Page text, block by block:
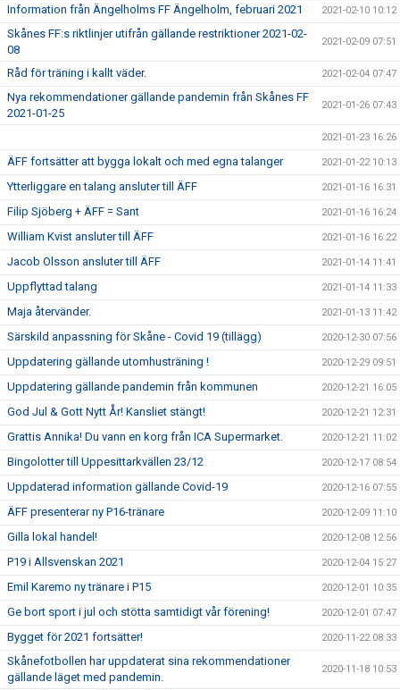
Information från Ängelholms FF Ängelholm, februari 2021 2021-02-10 10:12
Skånes FF:s riktlinjer utifrån gällande restriktioner 2021-02-
08
2021-02-09 07:51
Råd för träning i kallt väder. 2021-02-04 07:47
Nya rekommendationer gällande pandemin från Skånes FF
2021-01-25
2021-01-26 07:43
2021-01-23 16:26
ÄFF fortsätter att bygga lokalt och med egna talanger 2021-01-22 10:13
Ytterliggare en talang ansluter till ÄFF 2021-01-16 16:31
Filip Sjöberg + ÄFF = Sant 2021-01-16 16:24
William Kvist ansluter till ÄFF 2021-01-16 16:22
Jacob Olsson ansluter till ÄFF 2021-01-14 11:41
Uppflyttad talang 2021-01-14 11:33
Maja återvänder. 2021-01-13 11:42
Särskild anpassning för Skåne - Covid 19 (tillägg) 2020-12-30 07:56
Uppdatering gällande utomhusträning ! 2020-12-29 09:51
Uppdatering gällande pandemin från kommunen 2020-12-21 16:05
God Jul & Gott Nytt År! Kansliet stängt! 2020-12-21 12:31
Grattis Annika! Du vann en korg från ICA Supermarket. 2020-12-21 11:02
Bingolotter till Uppesittarkvällen 23/12 2020-12-17 08:54
Uppdaterad information gällande Covid-19 2020-12-16 07:55
ÄFF presenterar ny P16-tränare 2020-12-09 11:10
Gilla lokal handel! 2020-12-08 12:56
P19 i Allsvenskan 2021 2020-12-04 15:27
Emil Karemo ny tränare i P15 2020-12-01 10:35
Ge bort sport i jul och stötta samtidigt vår förening! 2020-12-01 07:47
Bygget för 2021 fortsätter! 2020-11-22 08:33
Skånefotbollen har uppdaterat sina rekommendationer
gällande läget med pandemin.
2020-11-18 10:53